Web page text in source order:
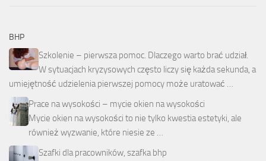
BHP
Szkolenie – pierwsza pomoc. Dlaczego warto brać udział.
W sytuacjach kryzysowych często liczy się każda sekunda, a
umiejętność udzielenia pierwszej pomocy może uratować …
Prace na wysokości – mycie okien na wysokości
Mycie okien na wysokości to nie tylko kwestia estetyki, ale
również wyzwanie, które niesie ze …
Szafki dla pracowników, szafka bhp